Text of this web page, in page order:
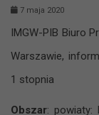
7 maja 2020
IMGW-PIB Biuro
Warszawie,
1 stopnia
Obszar: powiaty: